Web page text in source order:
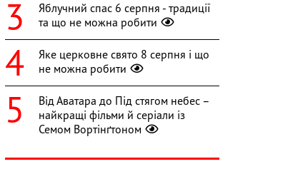
Яблучний спас 6 серпня - традиції
та що не можна робити
Яке церковне свято 8 серпня і що
не можна робити
Від Аватара до Під стягом небес –
найкращі фільми й серіали із
Семом Вортінґтоном